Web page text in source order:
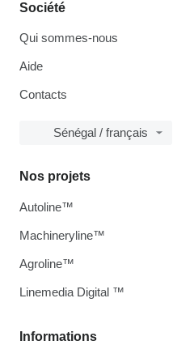
Société
Qui sommes-nous
Aide
Contacts
Sénégal / français
Informations
Nos projets
Autoline™
Machineryline™
Agroline™
Linemedia Digital ™